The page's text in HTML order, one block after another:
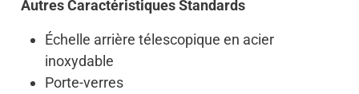
Autres Caractéristiques Standards
Échelle arrière télescopique en acier
inoxydable
Porte-verres